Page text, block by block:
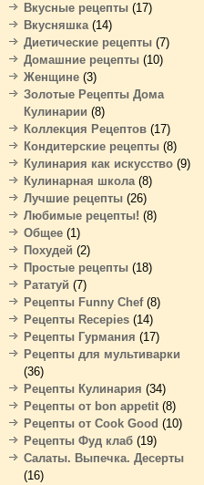
Вкусные рецепты (17)
Вкусняшка(14)
Диетические рецепты (7)
Домашние рецепты (10)
Женщине (3)
Золотые Рецепты Дома
Кулинарии (8)
Коллекция Рецептов (17)
Кондитерские рецепты (8)
Кулинария как искусство (9)
Кулинарная школа(8)
Лучшие рецепты (26)
Любимые рецепты! (8)
Общее (1)
Похудей (2)
Простые рецепты (18)
Рататуй (7)
Рецепты Funny Chef(8)
Рецепты Recepies (14)
Рецепты Гурмания (17)
Рецепты для мультиварки
(36)
Рецепты Кулинария (34)
Рецепты от bon appetit (8)
Рецепты от Cook Good (10)
Рецепты Фуд клаб (19)
Салаты. Выпечка. Десерты
(16)